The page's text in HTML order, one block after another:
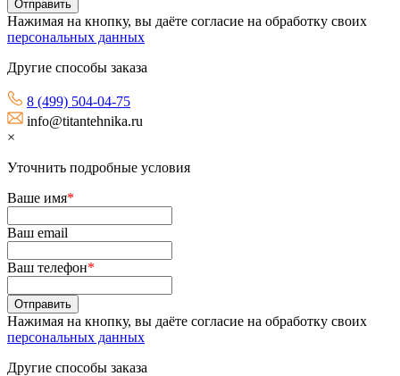
Нажимая на кнопку, вы даёте согласие на обработку своих
персональных данных
Другие способы заказа
8 (499) 504-04-75
info@titantehnika.ru
×
Уточнить подробные условия
Ваше имя*
Ваш email
Ваш телефон*
Нажимая на кнопку, вы даёте согласие на обработку своих
персональных данных
Другие способы заказа